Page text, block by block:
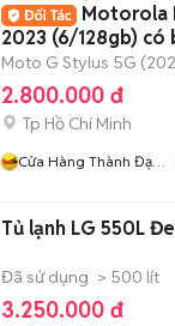
Motorola
2023 (6/128gb) có
Moto G Stylus 5G
2.800.000 đ
Tp Hồ Chí Minh
Cửa Hàng Thành Đạt
Tủ lạnh LG 550L
Đã sử dụng > 500 lít
3.250.000 đ